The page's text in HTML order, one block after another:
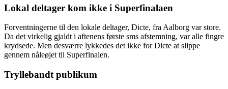
Lokal deltager kom ikke i Superfinalaen
Forventningerne til den lokale deltager, Dicte, fra Aalborg var store.
Da det virkelig gjaldt i aftenens første sms afstemning, var alle fingre
krydsede. Men desværre lykkedes det ikke for Dicte at slippe
gennem nåleøjet til Superfinalen.
Tryllebandt publikum